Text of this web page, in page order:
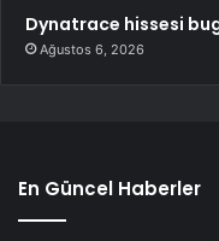
Dynatrace hissesi
Ağustos 6, 2026
En Güncel Haberler